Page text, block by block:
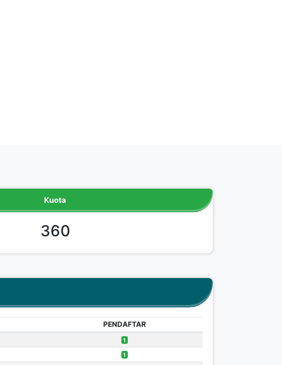
Kuota
360
PENDAFTAR
1
1